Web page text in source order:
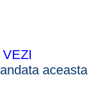
VEZI
aceasta